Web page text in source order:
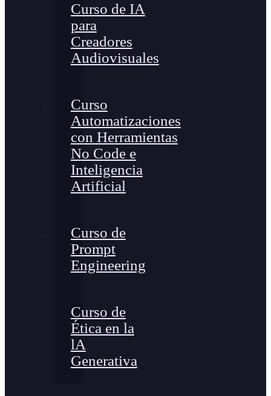
Curso de IA
para
Creadores
Audiovisuales
Curso
Automatizaciones
con Herramientas
No Code e
Inteligencia
Artificial
Curso de
Prompt
Engineering
Curso de
Ética en la
lA
Generativa